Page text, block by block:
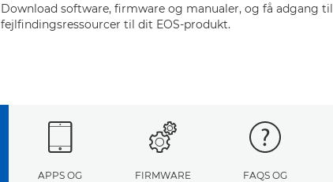
Download software, firmware og manualer, og få adgang til
fejlfindingsressourcer til dit EOS-produkt.
APPS OG
FIRMWARE
FAQS OG